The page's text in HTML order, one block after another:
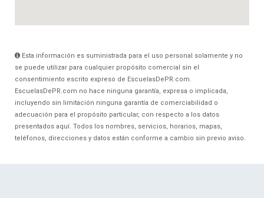
Esta información es suministrada para el uso personal solamente y no
se puede utilizar para cualquier propósito comercial sin el
consentimiento escrito expreso de EscuelasDePR.com.
EscuelasDePR.com no hace ninguna garantía, expresa o implicada,
incluyendo sin limitación ninguna garantía de comerciabilidad o
adecuación para el propósito particular, con respecto a los datos
presentados aquí. Todos los nombres, servicios, horarios, mapas,
teléfonos, direcciones y datos están conforme a cambio sin previo aviso.